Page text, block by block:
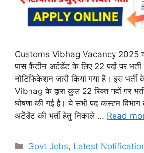
Customs Vibhag Vacancy 2025
पास कैंटीन अटेंडेंट के लिए 22 पदों पर
नोटिफिकेशन जारी किया गया है। इस
Vibhag के द्वारा कुल 22 रिक्त पदों पर
घोषणा की गई है। ये सभी पद कस्टम
अटेंडेंट की भर्ती हेतु निकाले … Read
Categories
Govt Jobs, Latest